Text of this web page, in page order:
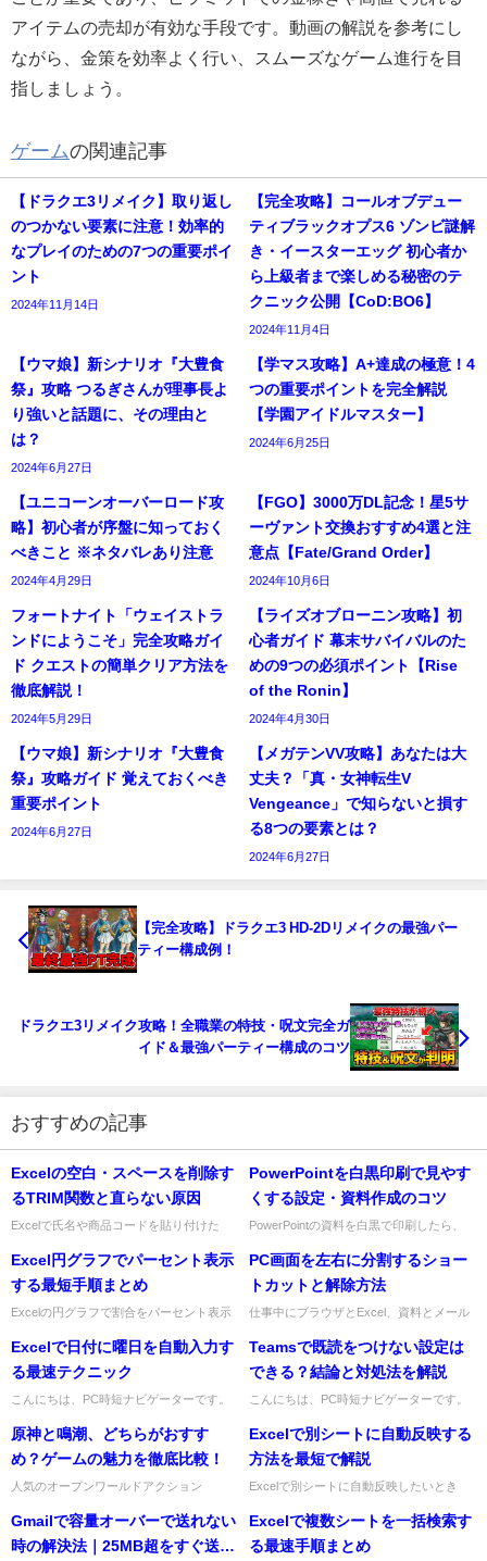
アイテムの売却が有効な手段です。動画の解説を参考にし
ながら、金策を効率よく行い、スムーズなゲーム進行を目
指しましょう。
ゲームの関連記事
【ドラクエ3リメイク】取り返し
のつかない要素に注意！効率的
なプレイのための7つの重要ポイ
ント
2024年11月14日
【完全攻略】コールオブデュー
ティブラックオプス6 ゾンビ謎解
き・イースターエッグ 初心者か
ら上級者まで楽しめる秘密のテ
クニック公開【CoD:BO6】
2024年11月4日
【ウマ娘】新シナリオ『大豊食
祭』攻略 つるぎさんが理事長よ
り強いと話題に、その理由と
は？
2024年6月27日
【学マス攻略】A+達成の極意！4
つの重要ポイントを完全解説
【学園アイドルマスター】
2024年6月25日
【ユニコーンオーバーロード攻
略】初心者が序盤に知っておく
べきこと ※ネタバレあり注意
2024年4月29日
【FGO】3000万DL記念！星5サ
ーヴァント交換おすすめ4選と注
意点【Fate/Grand Order】
2024年10月6日
フォートナイト「ウェイストラ
ンドにようこそ」完全攻略ガイ
ド クエストの簡単クリア方法を
徹底解説！
2024年5月29日
【ライズオブローニン攻略】初
心者ガイド 幕末サバイバルのた
めの9つの必須ポイント【Rise
of the Ronin】
2024年4月30日
【ウマ娘】新シナリオ『大豊食
祭』攻略ガイド 覚えておくべき
重要ポイント
2024年6月27日
【メガテンVV攻略】あなたは大
丈夫？「真・女神転生V
Vengeance」で知らないと損す
る8つの要素とは？
2024年6月27日
【完全攻略】ドラクエ3 HD-2Dリメイクの最強パー
ティー構成例！
ドラクエ3リメイク攻略！全職業の特技・呪文完全ガ
イド＆最強パーティー構成のコツ
おすすめの記事
Excelの空白・スペースを削除す
るTRIM関数と直らない原因
Excelで氏名や商品コードを貼り付けた
VLOOKUP・集計がうまくいかないことが
ありますよね。そんなときは、...
PowerPointを白黒印刷で見やす
くする設定・資料作成のコツ
PowerPointの資料を白黒で印刷したら、
る」「薄い文字が読めない」と困ることが
ありますよね。私も...
Excel円グラフでパーセント表示
する最短手順まとめ
Excelの円グラフで割合をパーセント表示
を使えばすぐに解決できます。仕事中に
「人数じゃなくて%で見せ...
PC画面を左右に分割するショー
トカットと解除方法
仕事中にブラウザとExcel、資料とメール
で手が止まることがありますよね。そんな
ときは、PCの画面分割...
Excelで日付に曜日を自動入力す
る最速テクニック
こんにちは、PC時短ナビゲーターです。
で表示したいとき、毎回手で打つのは面倒
ですよね。しかも手入力...
Teamsで既読をつけない設定は
できる？結論と対処法を解説
こんにちは、PC時短ナビゲーターです。
読んだとバレたくない」と思って設定を探
したのに、見つからず困...
原神と鳴潮、どちらがおすす
め？ゲームの魅力を徹底比較！
人気のオープンワールドアクション
的なゲームですが、それぞれに長所と短所
があります。本記事では、両ゲーム...
Excelで別シートに自動反映する
方法を最短で解説
Excelで別シートに自動反映したいとき
す。元データを別シートにそのまま表示し
たいだけなら、難しい設定...
Gmailで容量オーバーで送れない
時の解決法｜25MB超をすぐ送る
Excelで複数シートを一括検索す
る最速手順まとめ